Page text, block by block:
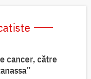
cancer, către